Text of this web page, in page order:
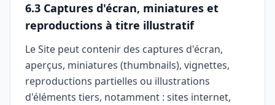
6.3 Captures d'écran, miniatures et
reproductions à titre illustratif
Le Site peut contenir des captures d'écran,
aperçus, miniatures (thumbnails), vignettes,
reproductions partielles ou illustrations
d'éléments tiers, notamment : sites internet,